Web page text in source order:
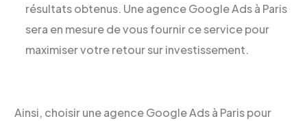
résultats obtenus. Une agence Google Ads à Paris
sera en mesure de vous fournir ce service pour
maximiser votre retour sur investissement.
Ainsi, choisir une agence Google Ads à Paris pour